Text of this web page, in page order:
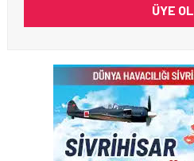
ÜYE OL